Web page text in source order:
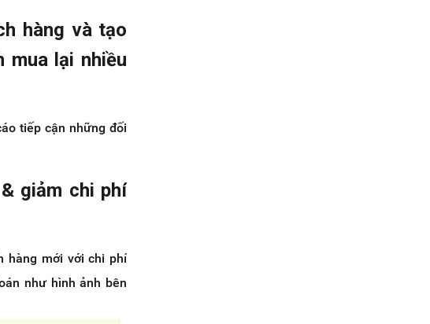
hàng và tạo
mua lại nhiều
tiếp cận những đối
giảm chi phí
hàng mới với chi phí
như hình ảnh bên